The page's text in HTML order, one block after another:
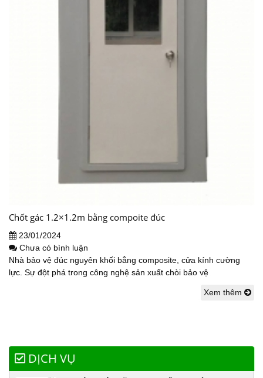
Chốt gác 1.2×1.2m bằng compoite đúc
23/01/2024
Chưa có bình luận
Nhà bảo vệ đúc nguyên khối bẳng composite, cửa kính cường
lực. Sự đột phá trong công nghệ sản xuất chòi bảo vệ
Xem thêm
DỊCH VỤ